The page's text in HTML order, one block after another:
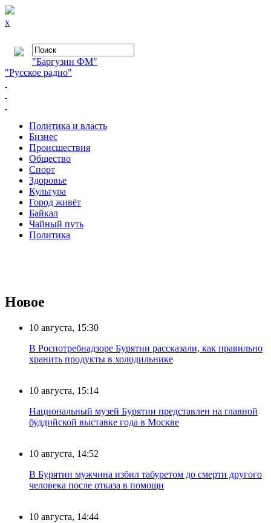
x
"Баргузин ФМ"
"Русское радио"
Политика и власть
Бизнес
Происшествия
Общество
Cпорт
Здоровье
Культура
Город живёт
Байкал
Чайный путь
Политика
Новое
10 августа, 15:30
В Роспотребнадзоре Бурятии рассказали, как правильно
хранить продукты в холодильнике
10 августа, 15:14
Национальный музей Бурятии представлен на главной
буддийской выставке года в Москве
10 августа, 14:52
В Бурятии мужчина избил табуретом до смерти другого
человека после отказа в помощи
10 августа, 14:44